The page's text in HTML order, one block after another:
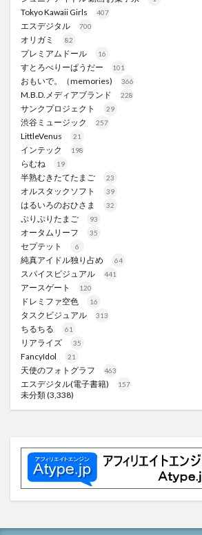
Tokyo Kawaii Girls 407
エスデジタル 700
オリガミ 82
プレミアムドール 16
すとろべりーぱうだー 101
おもいで。（memories) 366
M.B.D.メディアブランド 228
サンクプロジェクト 29
渋谷ミュージック 257
LittleVenus 21
インテック 198
らむね 19
半熟むきたてたまご 23
オルスタックソフト 39
はるいろのおひさま 32
ぷりぷりたまご 93
オータムリーフ 35
セプテット 6
純真アイドル独り占め 64
スパイスビジュアル 441
アースゲート 120
ドレミファ空色 16
タスクビジュアル 313
ちるちる 61
リアライズ 35
FancyIdol 21
天使のフォトグラフ 463
エスデジタル(電子書籍) 157
未分類(3,338)